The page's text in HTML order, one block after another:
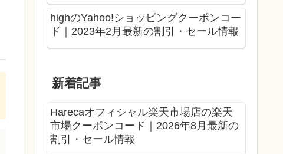
highのYahoo!ショッピングクーポンコー
ド｜2023年2月最新の割引・セール情報
新着記事
Harecaオフィシャル楽天市場店の楽天
市場クーポンコード｜2026年8月最新の
割引・セール情報